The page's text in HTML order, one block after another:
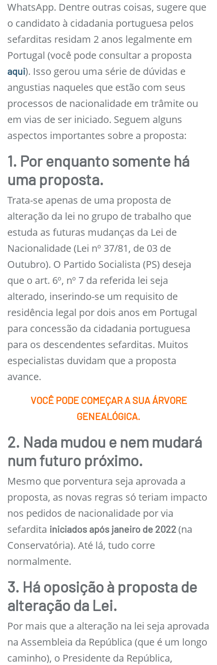
WhatsApp. Dentre outras coisas, sugere que
o candidato à cidadania portuguesa pelos
sefarditas residam 2 anos legalmente em
Portugal (você pode consultar a proposta
aqui). Isso gerou uma série de dúvidas e
angustias naqueles que estão com seus
processos de nacionalidade em trâmite ou
em vias de ser iniciado. Seguem alguns
aspectos importantes sobre a proposta:
1. Por enquanto somente há
uma proposta.
Trata-se apenas de uma proposta de
alteração da lei no grupo de trabalho que
estuda as futuras mudanças da Lei de
Nacionalidade (Lei nº 37/81, de 03 de
Outubro). O Partido Socialista (PS) deseja
que o art. 6º, nº 7 da referida lei seja
alterado, inserindo-se um requisito de
residência legal por dois anos em Portugal
para concessão da cidadania portuguesa
para os descendentes sefarditas. Muitos
especialistas duvidam que a proposta
avance.
VOCÊ PODE COMEÇAR A SUA ÁRVORE
GENEALÓGICA.
2. Nada mudou e nem mudará
num futuro próximo.
Mesmo que porventura seja aprovada a
proposta, as novas regras só teriam impacto
nos pedidos de nacionalidade por via
sefardita iniciados após janeiro de 2022(na
Conservatória). Até lá, tudo corre
normalmente.
3. Há oposição à proposta de
alteração da Lei.
Por mais que a alteração na lei seja aprovada
na Assembleia da República (que é um longo
caminho), o Presidente da República,